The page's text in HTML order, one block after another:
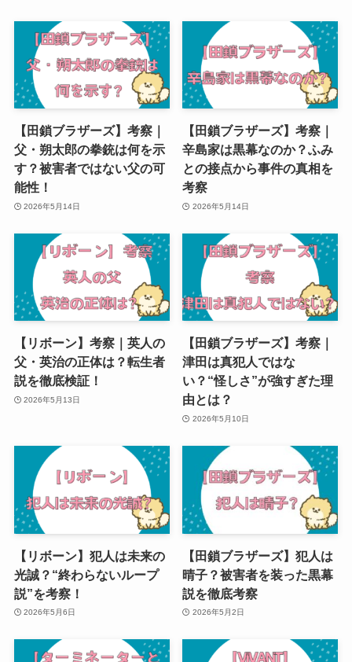
【田鎖ブラザーズ】考察｜
父・朔太郎の拳銃は何を示
す？被害者ではない父の可
能性！
2026年5月14日
【田鎖ブラザーズ】考察｜
辛島家は黒幕なのか？ふみ
との接点から事件の真相を
考察
2026年5月14日
【リボーン】考察｜英人の
父・英治の正体は？転生者
説を徹底検証！
2026年5月13日
【田鎖ブラザーズ】考察｜
津田は真犯人ではな
い？“怪しさ”が強すぎた理
由とは？
2026年5月10日
【リボーン】犯人は未来の
光誠？“終わらないループ
説”を考察！
2026年5月6日
【田鎖ブラザーズ】犯人は
晴子？被害者を装った黒幕
説を徹底考察
2026年5月2日